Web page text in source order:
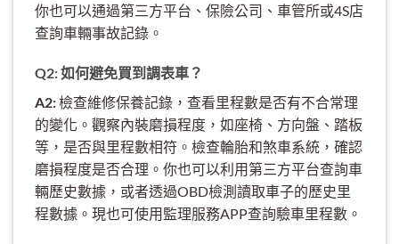
你也可以通過第三方平台、保險公司、車管所或4S店
查詢車輛事故記錄。
Q2: 如何避免買到調表車？
A2:檢查維修保養記錄，查看里程數是否有不合常理
的變化。觀察內裝磨損程度，如座椅、方向盤、踏板
等，是否與里程數相符。檢查輪胎和煞車系統，確認
磨損程度是否合理。你也可以利用第三方平台查詢車
輛歷史數據，或者透過OBD檢測讀取車子的歷史里
程數據。現也可使用監理服務APP查詢驗車里程數。